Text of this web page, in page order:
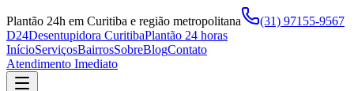
Plantão 24h em Curitiba e região metropolitana
(31) 97155-9567
D24Desentupidora CuritibaPlantão 24 horas
InícioServiçosBairrosSobreBlogContato
Atendimento Imediato